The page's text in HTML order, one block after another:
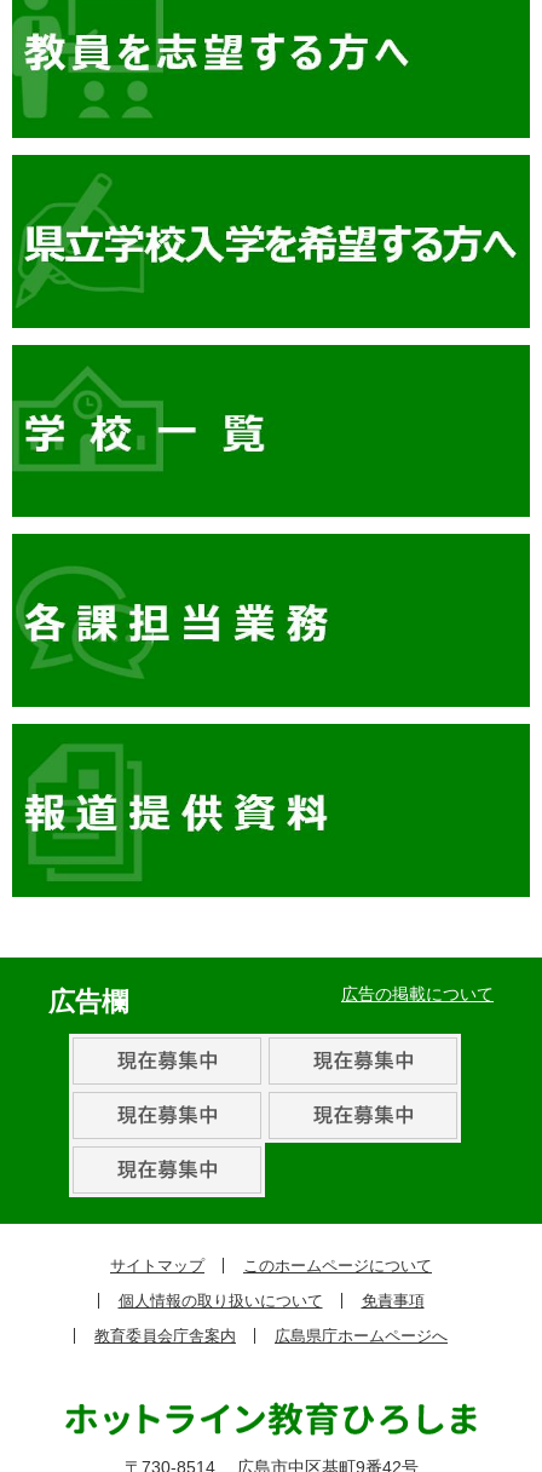
広告欄 広告の掲載について
サイトマップ
このホームページについて
個人情報の取り扱いについて
免責事項
教育委員会庁舎案内
広島県庁ホームページへ
〒730-8514 広島市中区基町9番42号